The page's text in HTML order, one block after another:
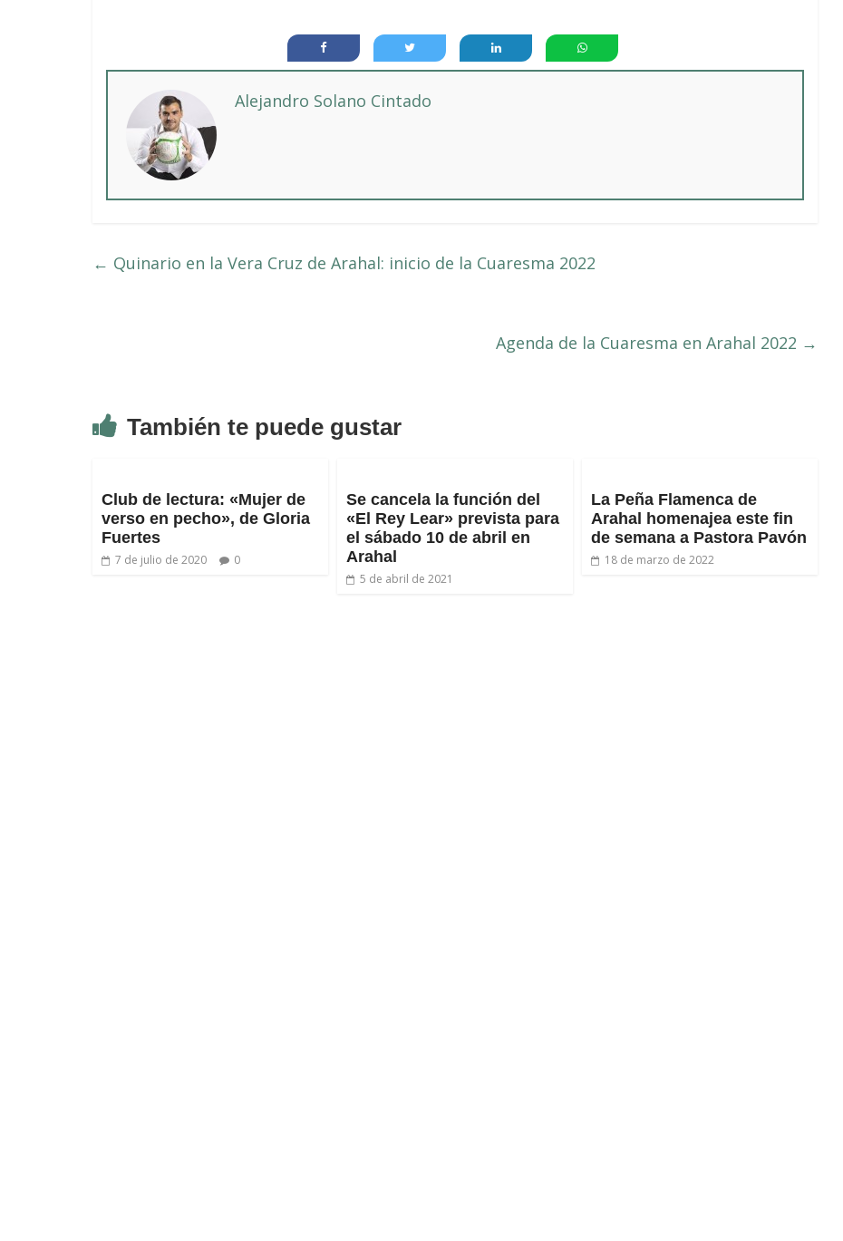
Alejandro Solano Cintado
← Quinario en la Vera Cruz de Arahal: inicio de la Cuaresma 2022
Agenda de la Cuaresma en Arahal 2022 →
También te puede gustar
Club de lectura: «Mujer de
verso en pecho», de Gloria
Fuertes
7 de julio de 2020 0
Se cancela la función del
«El Rey Lear» prevista para
el sábado 10 de abril en
Arahal
5 de abril de 2021
La Peña Flamenca de
Arahal homenajea este fin
de semana a Pastora Pavón
18 de marzo de 2022